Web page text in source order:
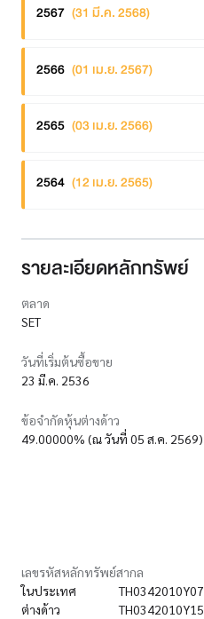
2567 (31 มี.ค. 2568)
2566 (01 เม.ย. 2567)
2565 (03 เม.ย. 2566)
2564 (12 เม.ย. 2565)
รายละเอียดหลักทรัพย์
ตลาด
SET
วันที่เริ่มต้นซื้อขาย
23 มี.ค. 2536
ข้อจำกัดหุ้นต่างด้าว
49.00000% (ณ วันที่ 05 ส.ค. 2569)
เลขรหัสหลักทรัพย์สากล
ในประเทศ
TH0342010Y07
ต่างด้าว
TH0342010Y15